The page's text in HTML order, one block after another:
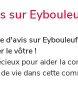
sur
d'avis sur
le vôtre !
pour aider la
vie dans cette